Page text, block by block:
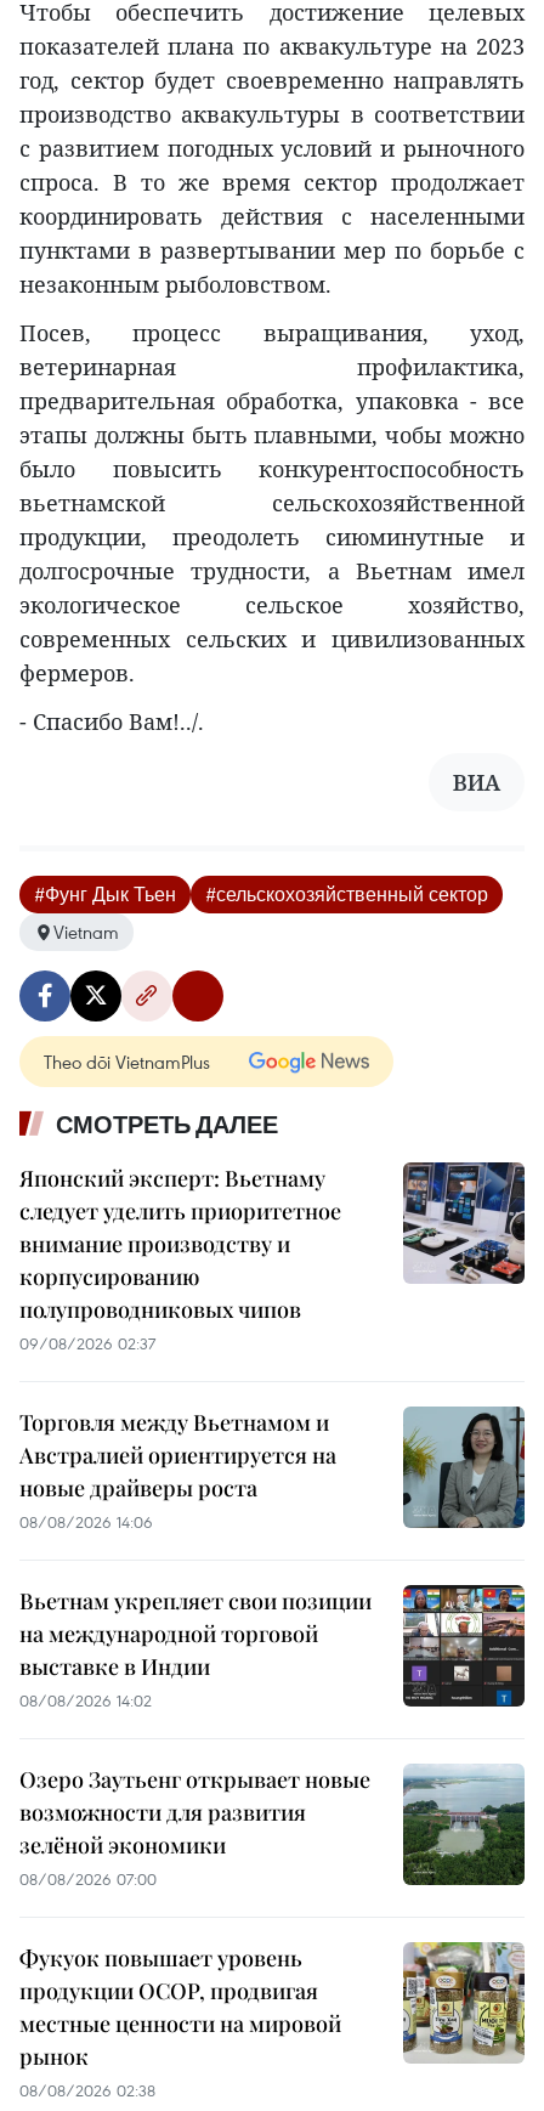
Чтобы обеспечить достижение целевых
показателей плана по аквакультуре на 2023
год, сектор будет своевременно направлять
производство аквакультуры в соответствии
с развитием погодных условий и рыночного
спроса. В то же время сектор продолжает
координировать действия с населенными
пунктами в развертывании мер по борьбе с
незаконным рыболовством.
Посев, процесс выращивания, уход,
ветеринарная профилактика,
предварительная обработка, упаковка - все
этапы должны быть плавными, чобы можно
было повысить конкурентоспособность
вьетнамской сельскохозяйственной
продукции, преодолеть сиюминутные и
долгосрочные трудности, а Вьетнам имел
экологическое сельское хозяйство,
современных сельских и цивилизованных
фермеров.
- Спасибо Вам!../.
ВИА
#Фунг Дык Тьен
#сельскохозяйственный сектор
Vietnam
Theo dõi VietnamPlus
СМОТРЕТЬ ДАЛЕЕ
Японский эксперт: Вьетнаму
следует уделить приоритетное
внимание производству и
корпусированию
полупроводниковых чипов
09/08/2026 02:37
Торговля между Вьетнамом и
Австралией ориентируется на
новые драйверы роста
08/08/2026 14:06
Вьетнам укрепляет свои позиции
на международной торговой
выставке в Индии
08/08/2026 14:02
Озеро Заутьенг открывает новые
возможности для развития
зелёной экономики
08/08/2026 07:00
Фукуок повышает уровень
продукции OCOP, продвигая
местные ценности на мировой
рынок
08/08/2026 02:38